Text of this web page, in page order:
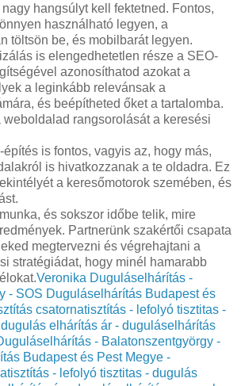
hangsúlyt kell fektetned. Fontos,
használható legyen, a
töltsön be, és mobilbarát legyen.
is elengedhetetlen része a SEO-
azonosíthatod azokat a
a leginkább relevánsak a
és beépítheted őket a tartalomba.
weboldalad rangsorolását a keresési
is fontos, vagyis az, hogy más,
is hivatkozzanak a te oldadra. Ez
a keresőmotorok szemében, és
és sokszor időbe telik, mire
Partnerünk szakértői csapata
megtervezni és végrehajtani a
stratégiádat, hogy minél hamarabb
Veronika Duguláselhárítás -
- SOS Duguláselhárítás Budapest és
csatornatisztítás - lefolyó tisztitas -
elhárítás ár - duguláselhárítás
- Balatonszentgyörgy -
Budapest és Pest Megye -
- lefolyó tisztitas - dugulás